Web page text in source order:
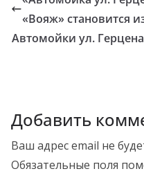
«Вояж» становится
Автомойки ул.
Добавить
Ваш адрес email не
Обязательные поля